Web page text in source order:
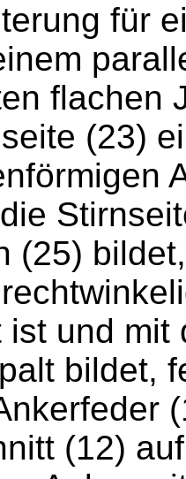
für
flachen
(23)
(25)
ist und mit
bildet,
(12)